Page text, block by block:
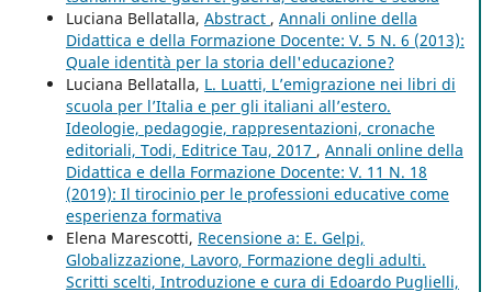
Luciana Bellatalla, Abstract , Annali online della
Didattica e della Formazione Docente: V. 5 N. 6 (2013):
Quale identità per la storia dell'educazione?
Luciana Bellatalla, L. Luatti, L’emigrazione nei libri di
scuola per l’Italia e per gli italiani all’estero.
Ideologie, pedagogie, rappresentazioni, cronache
editoriali, Todi, Editrice Tau, 2017 , Annali online della
Didattica e della Formazione Docente: V. 11 N. 18
(2019): Il tirocinio per le professioni educative come
esperienza formativa
Elena Marescotti, Recensione a: E. Gelpi,
Globalizzazione, Lavoro, Formazione degli adulti.
Scritti scelti, Introduzione e cura di Edoardo Puglielli,